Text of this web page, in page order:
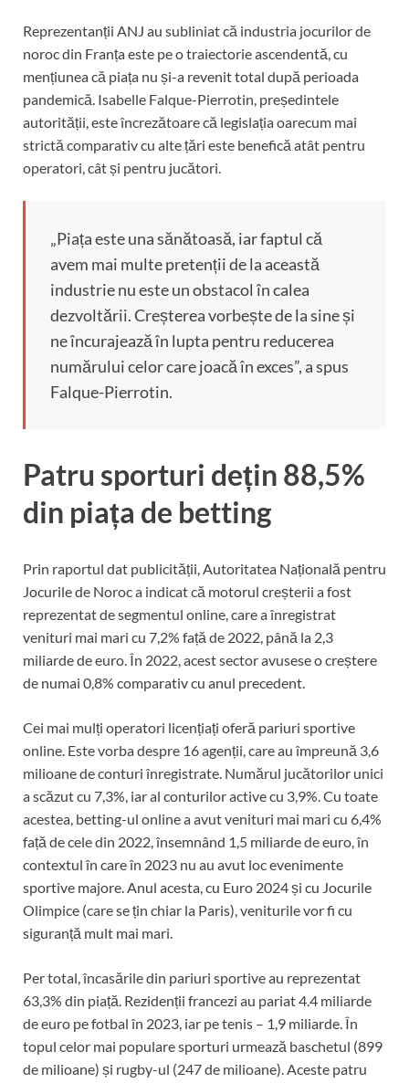
Reprezentanții ANJ au subliniat că industria jocurilor de
noroc din Franța este pe o traiectorie ascendentă, cu
mențiunea că piața nu și-a revenit total după perioada
pandemică. Isabelle Falque-Pierrotin, președintele
autorității, este încrezătoare că legislația oarecum mai
strictă comparativ cu alte țări este benefică atât pentru
operatori, cât și pentru jucători.
„Piața este una sănătoasă, iar faptul că
avem mai multe pretenții de la această
industrie nu este un obstacol în calea
dezvoltării. Creșterea vorbește de la sine și
ne încurajează în lupta pentru reducerea
numărului celor care joacă în exces”, a spus
Falque-Pierrotin.
Patru sporturi dețin 88,5%
din piața de betting
Prin raportul dat publicității, Autoritatea Națională pentru
Jocurile de Noroc a indicat că motorul creșterii a fost
reprezentat de segmentul online, care a înregistrat
venituri mai mari cu 7,2% față de 2022, până la 2,3
miliarde de euro. În 2022, acest sector avusese o creștere
de numai 0,8% comparativ cu anul precedent.
Cei mai mulți operatori licențiați oferă pariuri sportive
online. Este vorba despre 16 agenții, care au împreună 3,6
milioane de conturi înregistrate. Numărul jucătorilor unici
a scăzut cu 7,3%, iar al conturilor active cu 3,9%. Cu toate
acestea, betting-ul online a avut venituri mai mari cu 6,4%
față de cele din 2022, însemnând 1,5 miliarde de euro, în
contextul în care în 2023 nu au avut loc evenimente
sportive majore. Anul acesta, cu Euro 2024 și cu Jocurile
Olimpice (care se țin chiar la Paris), veniturile vor fi cu
siguranță mult mai mari.
Per total, încasările din pariuri sportive au reprezentat
63,3% din piață. Rezidenții francezi au pariat 4.4 miliarde
de euro pe fotbal în 2023, iar pe tenis – 1,9 miliarde. În
topul celor mai populare sporturi urmează baschetul (899
de milioane) și rugby-ul (247 de milioane). Aceste patru